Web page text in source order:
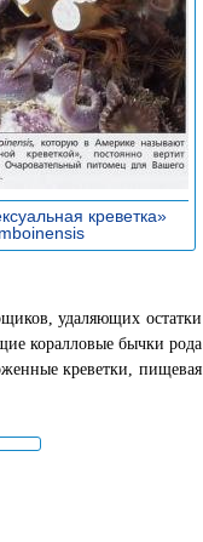
креветка»
удаляющих остатки
коралловые бычки рода
креветки, пищевая